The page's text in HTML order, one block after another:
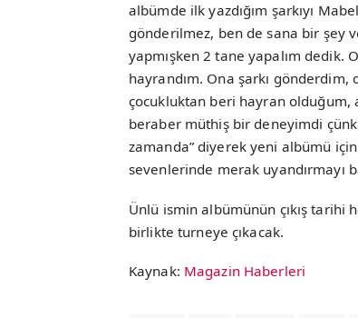
albümde ilk yazdığım şarkıyı
gönderilmez, ben de sana bir şey
yapmışken 2 tane yapalım dedik.
hayrandım. Ona şarkı gönderdim,
çocukluktan beri hayran olduğum,
beraber müthiş bir deneyimdi
zamanda” diyerek yeni albümü
sevenlerinde merak uyandırmayı
Ünlü ismin albümünün çıkış
birlikte turneye çıkacak.
Kaynak: Magazin Haberleri